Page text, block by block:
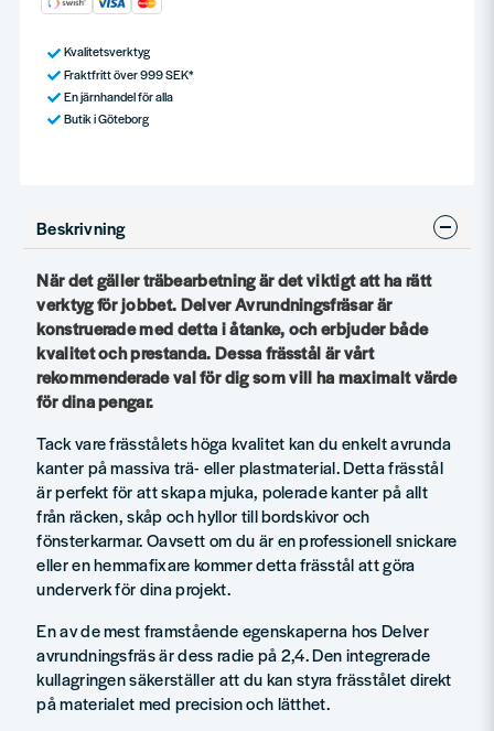
Kvalitetsverktyg
Fraktfritt över 999 SEK*
En järnhandel för alla
Butik i Göteborg
Beskrivning
När det gäller träbearbetning är det viktigt att ha rätt
verktyg för jobbet. Delver Avrundningsfräsar är
konstruerade med detta i åtanke, och erbjuder både
kvalitet och prestanda. Dessa frässtål är vårt
rekommenderade val för dig som vill ha maximalt värde
för dina pengar.
Tack vare frässtålets höga kvalitet kan du enkelt avrunda
kanter på massiva trä- eller plastmaterial. Detta frässtål
är perfekt för att skapa mjuka, polerade kanter på allt
från räcken, skåp och hyllor till bordskivor och
fönsterkarmar. Oavsett om du är en professionell snickare
eller en hemmafixare kommer detta frässtål att göra
underverk för dina projekt.
En av de mest framstående egenskaperna hos Delver
avrundningsfräs är dess radie på 2,4. Den integrerade
kullagringen säkerställer att du kan styra frässtålet direkt
på materialet med precision och lätthet.